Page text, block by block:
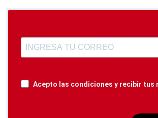
Acepto las condiciones y recibir tus